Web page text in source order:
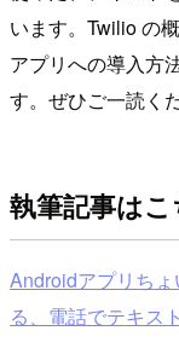
います。Twilio の
アプリへの導入方
す。ぜひご一読く
執筆記事はこ
Androidアプリち
る、電話でテキス